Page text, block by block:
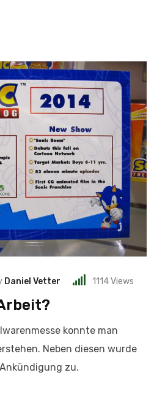
Daniel Vetter 1114Views
konnte man
Neben diesen wurde
zu.